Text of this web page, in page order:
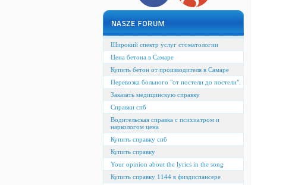
Широкий спектр услуг стоматологии
Цена бетона в Самаре
Купить бетон от производителя в Самаре
Перевозка больного "от постели до постели".
Заказать медицинскую справку
Справки спб
Водительская справка с психиатром и
наркологом цена
Купить справку спб
Купить справку
Your opinion about the lyrics in the song
Купить справку 1144 в физдиспансере